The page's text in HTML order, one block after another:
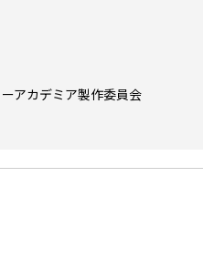
アカデミア製作委員会